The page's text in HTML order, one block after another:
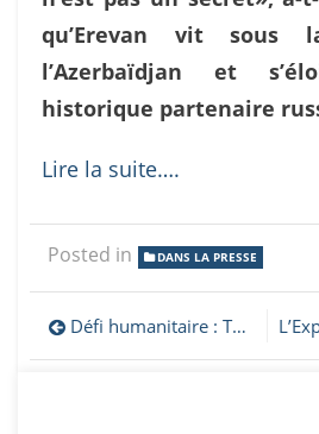
qu’Erevan vit sous
l’Azerbaïdjan et
historique partenaire
Lire la suite….
Posted in DANS LA PRESSE
Navigation
de
Défi humanitaire : Témoignages d’Arménie. Comment revivre pour les réfugiés de l’Artsakh ?